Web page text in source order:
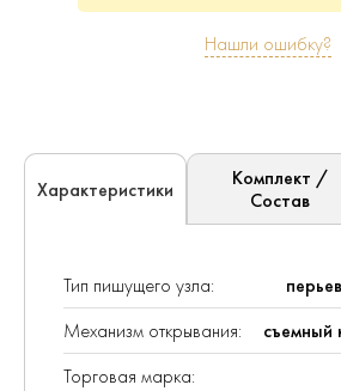
Нашли ошибку?
Характеристики
Комплект /
Состав
Тип пишущего узла:
Механизм открывания:
съемный
Торговая марка: